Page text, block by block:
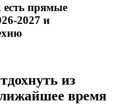
есть прямые
2027 и
из
время